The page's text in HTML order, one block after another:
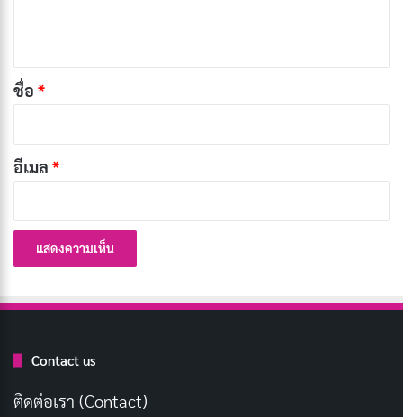
อิตาลี หลังจากที่เขาได้รับอุปการะจากครอบครัวที่นั่น เวลา
*
ชื่อ *
อีเมล *
Contact us
ติดต่อเรา (Contact)